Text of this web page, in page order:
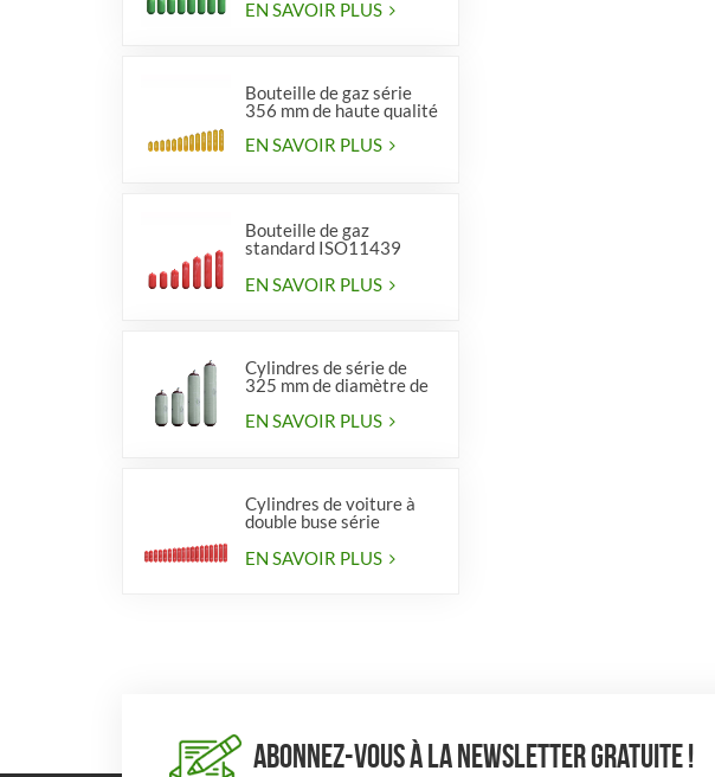
EN SAVOIR PLUS
Bouteille de gaz série
356 mm de haute qualité
EN SAVOIR PLUS
Bouteille de gaz
standard ISO11439
EN SAVOIR PLUS
Cylindres de série de
325 mm de diamètre de
véhicules
EN SAVOIR PLUS
Cylindres de voiture à
double buse série
EN SAVOIR PLUS
ABONNEZ-VOUS À LA NEWSLETTER GRATUITE !